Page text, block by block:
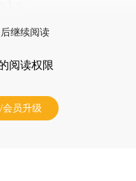
继续阅读
阅读权限
会员升级